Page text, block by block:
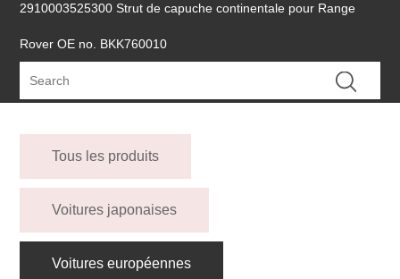
2910003525300 Strut de capuche continentale pour Range
Rover OE no. BKK760010
Tous les produits
Voitures japonaises
Voitures européennes